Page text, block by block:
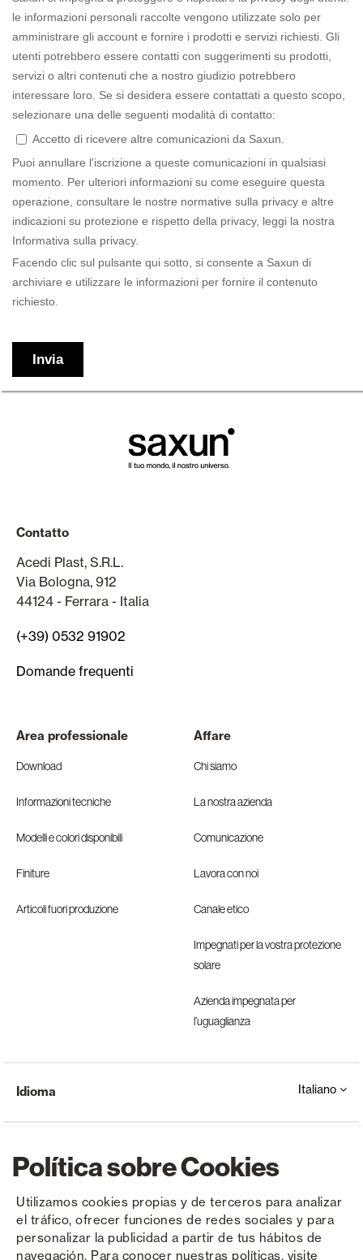
Política sobre Cookies
Utilizamos cookies propias y de terceros para analizar
el tráfico, ofrecer funciones de redes sociales y para
personalizar la publicidad a partir de tus hábitos de
navegación. Para conocer nuestras políticas, visite
Contatto
Acedi Plast, S.R.L.
Via Bologna, 912
44124 - Ferrara - Italia
(+39) 0532 91902
Domande frequenti
Area professionale
Download
Informazioni tecniche
Modelli e colori disponibili
Finiture
Articoli fuori produzione
Affare
Chi siamo
La nostra azienda
Comunicazione
Lavora con noi
Canale etico
Impegnati per la vostra protezione
solare
Azienda impegnata per
l’uguaglianza
Copyright © Saxun 2023 - 2026 politica sulla riservatezza Avviso legale Cookies
Idioma Italiano